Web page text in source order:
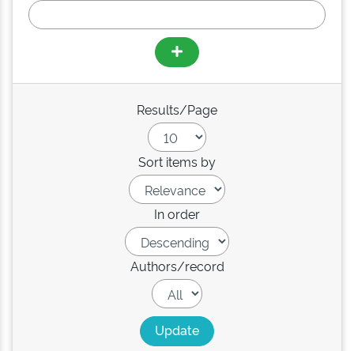
Results/Page
Sort items by
In order
Authors/record